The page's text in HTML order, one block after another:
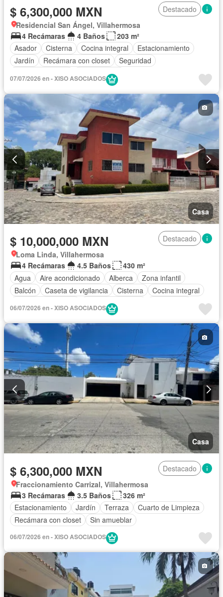
$ 6,300,000 MXN
Destacado
Residencial San Ángel, Villahermosa
4 Recámaras
4 Baños
203 m²
Asador
Cisterna Cocina integral
Estacionamiento
Jardín
Recámara con closet
Seguridad
Sin amueblar
07/07/2026 en - XISO ASOCIADOS
Casa
$ 10,000,000 MXN
Destacado
Loma Linda, Villahermosa
4 Recámaras
4.5 Baños
430 m²
Agua
Aire acondicionado Alberca
Zona infantil
Balcón
Caseta de vigilancia Cisterna
Cocina integral
Cuarto de servicio
Recámara con closet
Sala polivalente
Seguridad
Vista panorámica
Zonas verdes
Solo familias
Permite mascotas
Sin amueblar
06/07/2026 en - XISO ASOCIADOS
Casa
$ 6,300,000 MXN
Destacado
Fraccionamiento Carrizal, Villahermosa
3 Recámaras
3.5 Baños
326 m²
Estacionamiento
Jardín Terraza
Cuarto de Limpieza
Recámara con closet
Sin amueblar
06/07/2026 en - XISO ASOCIADOS